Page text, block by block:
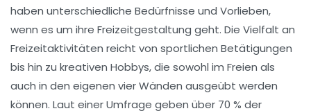
haben unterschiedliche Bedürfnisse und Vorlieben,
wenn es um ihre Freizeitgestaltung geht. Die Vielfalt an
Freizeitaktivitäten reicht von sportlichen Betätigungen
bis hin zu kreativen Hobbys, die sowohl im Freien als
auch in den eigenen vier Wänden ausgeübt werden
können. Laut einer Umfrage geben über 70 % der